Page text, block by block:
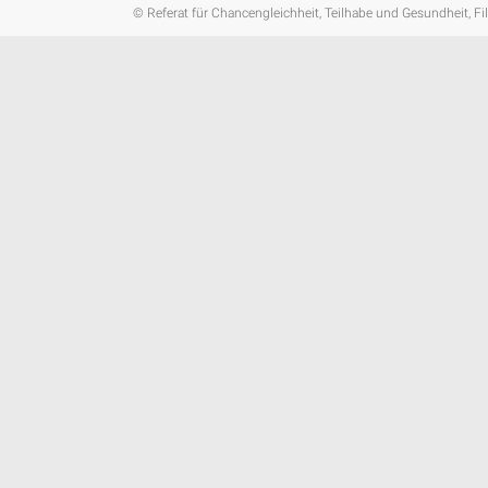
© Referat für Chancengleichheit, Teilhabe und Gesundheit,